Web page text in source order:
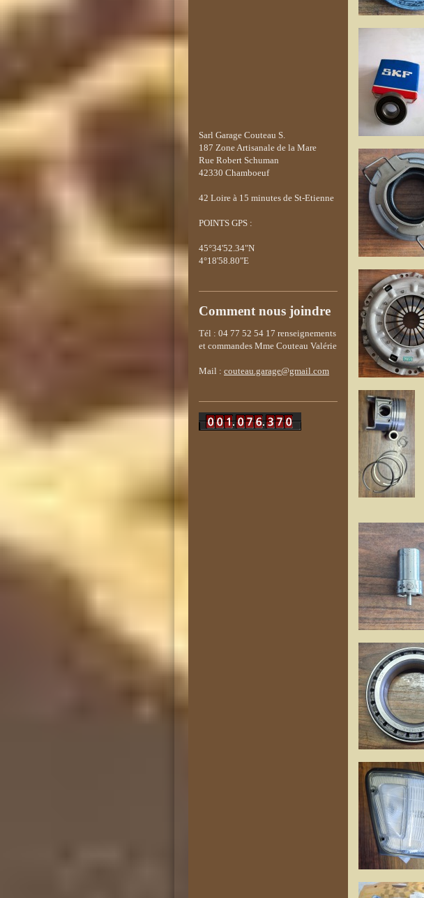
Sarl Garage Couteau S.
187 Zone Artisanale de la Mare
Rue Robert Schuman
42330 Chamboeuf
42 Loire à 15 minutes de St-Etienne
POINTS GPS :
45°34'52.34"N
4°18'58.80"E
Comment nous joindre
Tél : 04 77 52 54 17 renseignements
et commandes Mme Couteau Valérie
Mail : couteau.garage@gmail.com